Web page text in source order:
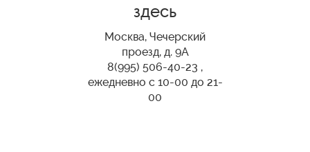
здесь
Москва, Чечерский
проезд, д. 9А
8(995) 506-40-23 ,
ежедневно с 10-00 до 21-
00